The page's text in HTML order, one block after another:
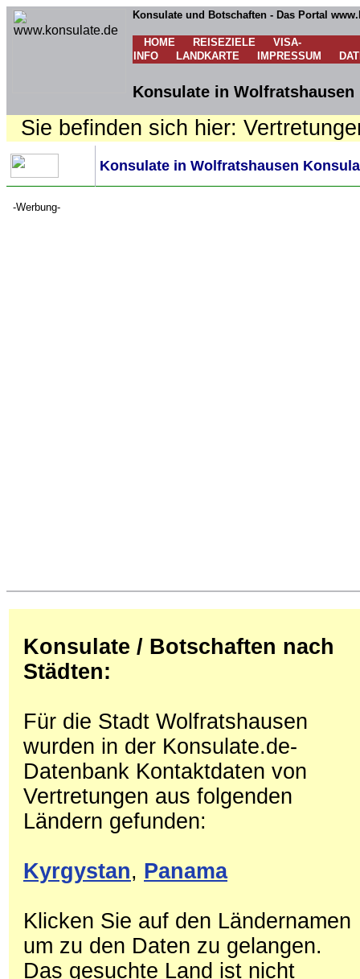
Konsulate und Botschaften - Das Portal
HOME REISEZIELE
VISA-
INFO
LANDKARTE IMPRESSUM
Konsulate in
Sie befinden sich hier:
Konsulate in Wolfratshausen
-Werbung-
Konsulate / Botschaften nach
Städten:
Für die Stadt Wolfratshausen
wurden in der Konsulate.de-
Datenbank Kontaktdaten von
Vertretungen aus folgenden
Ländern gefunden:
Kyrgystan, Panama
Klicken Sie auf den Ländernamen
um zu den Daten zu gelangen.
Das gesuchte Land ist nicht